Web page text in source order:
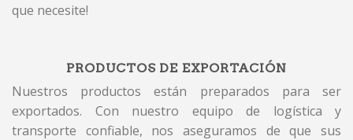
que necesite!
PRODUCTOS DE EXPORTACIÓN
Nuestros productos están preparados para ser
exportados. Con nuestro equipo de logística y
transporte confiable, nos aseguramos de que sus